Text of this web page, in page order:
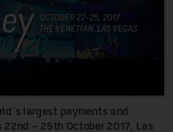
largest payments and
- 25th October 2017, Las